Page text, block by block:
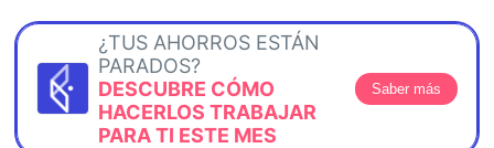
¿TUS AHORROS ESTÁN
PARADOS?
DESCUBRE CÓMO
HACERLOS TRABAJAR
PARA TI ESTE MES
Saber más